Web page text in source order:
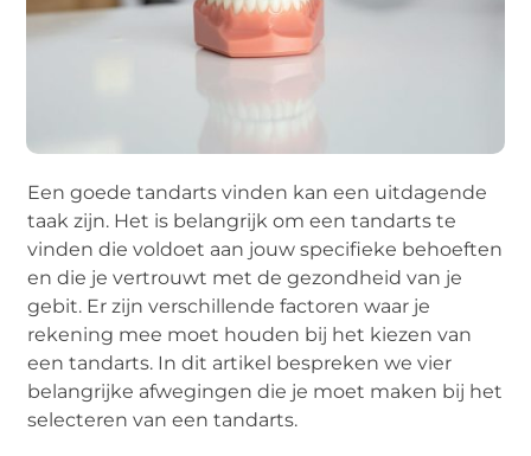
Een goede tandarts vinden kan een uitdagende
taak zijn. Het is belangrijk om een tandarts te
vinden die voldoet aan jouw specifieke behoeften
en die je vertrouwt met de gezondheid van je
gebit. Er zijn verschillende factoren waar je
rekening mee moet houden bij het kiezen van
een tandarts. In dit artikel bespreken we vier
belangrijke afwegingen die je moet maken bij het
selecteren van een tandarts.